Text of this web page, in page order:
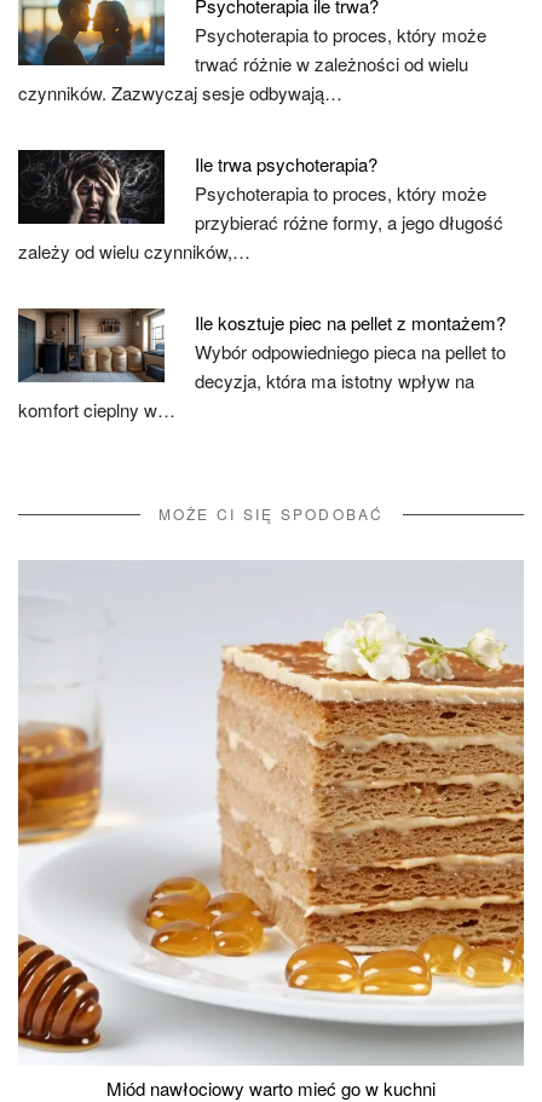
Psychoterapia ile trwa?
Psychoterapia to proces, który może
trwać różnie w zależności od wielu
czynników. Zazwyczaj sesje odbywają…
Ile trwa psychoterapia?
Psychoterapia to proces, który może
przybierać różne formy, a jego długość
zależy od wielu czynników,…
Ile kosztuje piec na pellet z montażem?
Wybór odpowiedniego pieca na pellet to
decyzja, która ma istotny wpływ na
komfort cieplny w…
MOŻE CI SIĘ SPODOBAĆ
Miód nawłociowy warto mieć go w kuchni